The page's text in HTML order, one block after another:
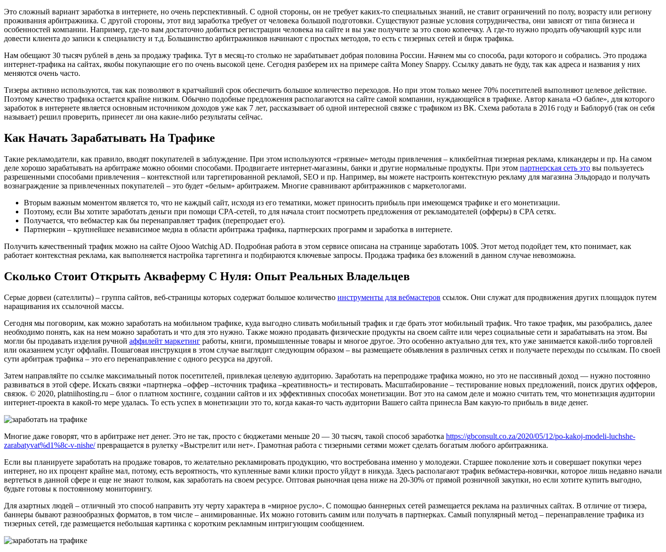
Это сложный вариант заработка в интернете, но очень перспективный. С одной стороны, он не требует каких-то специальных знаний, не ставит ограничений по полу, возрасту или региону
проживания арбитражника. С другой стороны, этот вид заработка требует от человека большой подготовки. Существуют разные условия сотрудничества, они зависят от типа бизнеса и
особенностей компании. Например, где-то вам достаточно добиться регистрации человека на сайте и вы уже получите за это свою копеечку. А где-то нужно продать обучающий курс или
довести клиента до записи к специалисту и т.д. Большинство арбитражников начинают с простых методов, то есть с тизерных сетей и бирж трафика.
Нам обещают 30 тысяч рублей в день за продажу трафика. Тут в месяц-то столько не зарабатывает добрая половина России. Начнем мы со способа, ради которого и собрались. Это продажа
интернет-трафика на сайтах, якобы покупающие его по очень высокой цене. Сегодня разберем их на примере сайта Money Snappy. Ссылку давать не буду, так как адреса и названия у них
меняются очень часто.
Тизеры активно используются, так как позволяют в кратчайший срок обеспечить большое количество переходов. Но при этом только менее 70% посетителей выполняют целевое действие.
Поэтому качество трафика остается крайне низким. Обычно подобные предложения располагаются на сайте самой компании, нуждающейся в трафике. Автор канала «О бабле», для которого
заработок в интернете является основным источником доходов уже как 7 лет, рассказывает об одной интересной связке с трафиком из ВК. Схема работала в 2016 году и Баблоруб (так он себя
называет) решил проверить, принесет ли она какие-либо результаты сейчас.
Как Начать Зарабатывать На Трафике
Такие рекламодатели, как правило, вводят покупателей в заблуждение. При этом используются «грязные» методы привлечения – кликбейтная тизерная реклама, кликандеры и пр. На самом
деле хорошо зарабатывать на арбитраже можно обоими способами. Продвигаете интернет-магазины, банки и другие нормальные продукты. При этом партнерская сеть это вы пользуетесь
разрешенными способами привлечения – контекстной или таргетированной рекламой, SEO и пр. Например, вы можете настроить контекстную рекламу для магазина Эльдорадо и получать
вознаграждение за привлеченных покупателей – это будет «белым» арбитражем. Многие сравнивают арбитражников с маркетологами.
Вторым важным моментом является то, что не каждый сайт, исходя из его тематики, может приносить прибыль при имеющемся трафике и его монетизации.
Поэтому, если Вы хотите заработать деньги при помощи CPA-сетей, то для начала стоит посмотреть предложения от рекламодателей (офферы) в CPA сетях.
Получается, что вебмастер как бы перенаправляет трафик (перепродает его).
Партнеркин – крупнейшее независимое медиа в области арбитража трафика, партнерских программ и заработка в интернете.
Получить качественный трафик можно на сайте Ojooo Watchig AD. Подробная работа в этом сервисе описана на странице заработать 100$. Этот метод подойдет тем, кто понимает, как
работает контекстная реклама, как выполняется настройка таргетинга и подбираются ключевые запросы. Продажа трафика без вложений в данном случае невозможна.
Сколько Стоит Открыть Акваферму С Нуля: Опыт Реальных Владельцев
Серые дорвеи (сателлиты) – группа сайтов, веб-страницы которых содержат большое количество инструменты для вебмастеров ссылок. Они служат для продвижения других площадок путем
наращивания их ссылочной массы.
Сегодня мы поговорим, как можно заработать на мобильном трафике, куда выгодно сливать мобильный трафик и где брать этот мобильный трафик. Что такое трафик, мы разобрались, далее
необходимо понять, как на нем можно заработать и что для это нужно. Также можно продавать физические продукты на своем сайте или через социальные сети и зарабатывать на этом. Вы
могли бы продавать изделия ручной аффилейт маркетинг работы, книги, промышленные товары и многое другое. Это особенно актуально для тех, кто уже занимается какой-либо торговлей
или оказанием услуг оффлайн. Пошаговая инструкция в этом случае выглядит следующим образом – вы размещаете объявления в различных сетях и получаете переходы по ссылкам. По своей
сути арбитраж трафика – это его перенаправление с одного ресурса на другой.
Затем направляйте по ссылке максимальный поток посетителей, привлекая целевую аудиторию. Заработать на перепродаже трафика можно, но это не пассивный доход — нужно постоянно
развиваться в этой сфере. Искать связки «партнерка –оффер –источник трафика –креативность» и тестировать. Масштабирование – тестирование новых предложений, поиск других офферов,
связок. © 2020, platniihosting.ru – блог о платном хостинге, создании сайтов и их эффективных способах монетизации. Вот это на самом деле и можно считать тем, что монетизация аудитории
интернет-проекта в какой-то мере удалась. То есть успех в монетизации это то, когда какая-то часть аудитории Вашего сайта принесла Вам какую-то прибыль в виде денег.
Многие даже говорят, что в арбитраже нет денег. Это не так, просто с бюджетами меньше 20 — 30 тысяч, такой способ заработка https://gbconsult.co.za/2020/05/12/po-kakoj-modeli-luchshe-
zarabatyvat%d1%8c-v-nishe/превращается в рулетку «Выстрелит или нет». Грамотная работа с тизерными сетями может сделать богатым любого арбитражника.
Если вы планируете заработать на продаже товаров, то желательно рекламировать продукцию, что востребована именно у молодежи. Старшее поколение хоть и совершает покупки через
интернет, но их процент крайне мал, потому, есть вероятность, что купленные вами клики просто уйдут в никуда. Здесь располагают трафик вебмастера-новички, которое лишь недавно начали
вертеться в данной сфере и еще не знают толком, как заработать на своем ресурсе. Оптовая рыночная цена ниже на 20-30% от прямой розничной закупки, но если хотите купить выгодно,
будьте готовы к постоянному мониторингу.
Для азартных людей – отличный это способ направить эту черту характера в «мирное русло». С помощью баннерных сетей размещается реклама на различных сайтах. В отличие от тизера,
баннеры бывают разнообразных форматов, в том числе – анимированные. Их можно готовить самим или получать в партнерках. Самый популярный метод – перенаправление трафика из
тизерных сетей, где размещается небольшая картинка с коротким рекламным интригующим сообщением.